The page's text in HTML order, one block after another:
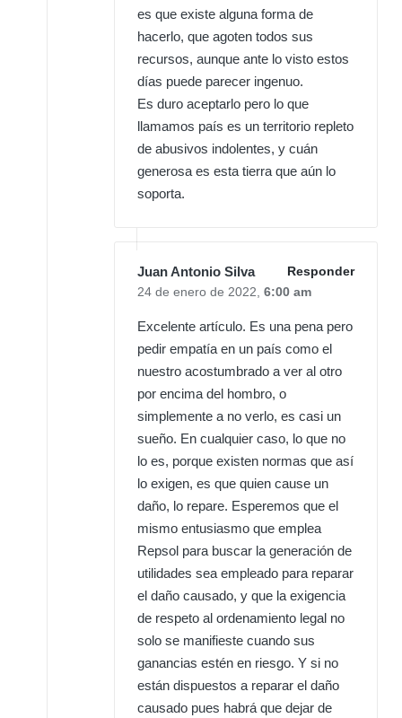
es que existe alguna forma de
hacerlo, que agoten todos sus
recursos, aunque ante lo visto estos
días puede parecer ingenuo.
Es duro aceptarlo pero lo que
llamamos país es un territorio repleto
de abusivos indolentes, y cuán
generosa es esta tierra que aún lo
soporta.
Juan Antonio Silva
Responder
24 de enero de 2022, 6:00 am
Excelente artículo. Es una pena pero
pedir empatía en un país como el
nuestro acostumbrado a ver al otro
por encima del hombro, o
simplemente a no verlo, es casi un
sueño. En cualquier caso, lo que no
lo es, porque existen normas que así
lo exigen, es que quien cause un
daño, lo repare. Esperemos que el
mismo entusiasmo que emplea
Repsol para buscar la generación de
utilidades sea empleado para reparar
el daño causado, y que la exigencia
de respeto al ordenamiento legal no
solo se manifieste cuando sus
ganancias estén en riesgo. Y si no
están dispuestos a reparar el daño
causado pues habrá que dejar de